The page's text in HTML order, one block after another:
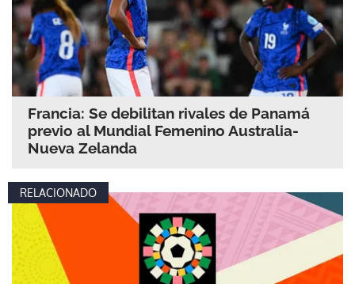
Francia: Se debilitan rivales de Panamá
previo al Mundial Femenino Australia-
Nueva Zelanda
RELACIONADO